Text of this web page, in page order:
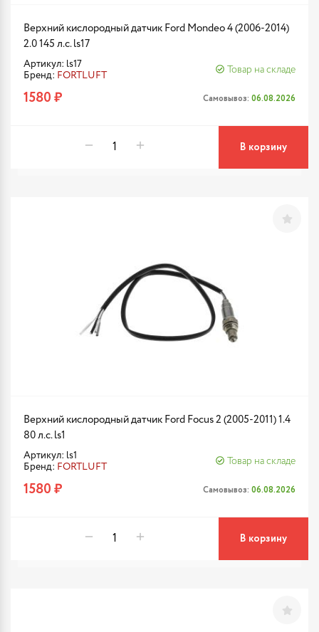
Верхний кислородный датчик Ford Mondeo 4 (2006-2014)
2.0 145 л.с. ls17
Артикул: ls17
Бренд: FORTLUFT
Товар на складе
1580 ₽ Самовывоз: 06.08.2026
В корзину
Верхний кислородный датчик Ford Focus 2 (2005-2011) 1.4
80 л.с. ls1
Артикул: ls1
Бренд: FORTLUFT
Товар на складе
1580 ₽ Самовывоз: 06.08.2026
В корзину